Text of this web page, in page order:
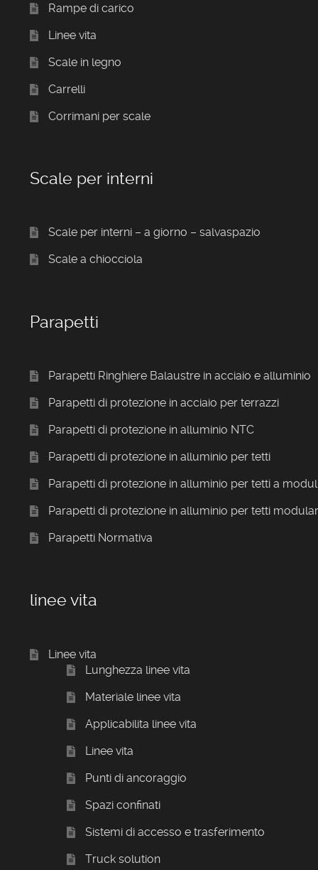
Rampe di carico
Linee vita
Scale in legno
Carrelli
Corrimani per scale
Scale per interni
Scale per interni – a giorno – salvaspazio
Scale a chiocciola
Parapetti
Parapetti Ringhiere Balaustre in acciaio e alluminio
Parapetti di protezione in acciaio per terrazzi
Parapetti di protezione in alluminio NTC
Parapetti di protezione in alluminio per tetti
Parapetti di protezione in alluminio per tetti a
Parapetti di protezione in alluminio per tetti
Parapetti Normativa
linee vita
Linee vita
Lunghezza linee vita
Materiale linee vita
Applicabilita linee vita
Linee vita
Punti di ancoraggio
Spazi confinati
Sistemi di accesso e trasferimento
Truck solution